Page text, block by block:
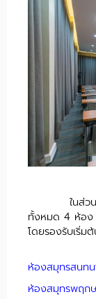
ในส่ว
ทั้งหมด 4 ห้อง
โดยรองรับเริ่
ห้องสมุทรสนท
ห้องสมุทรพฤก